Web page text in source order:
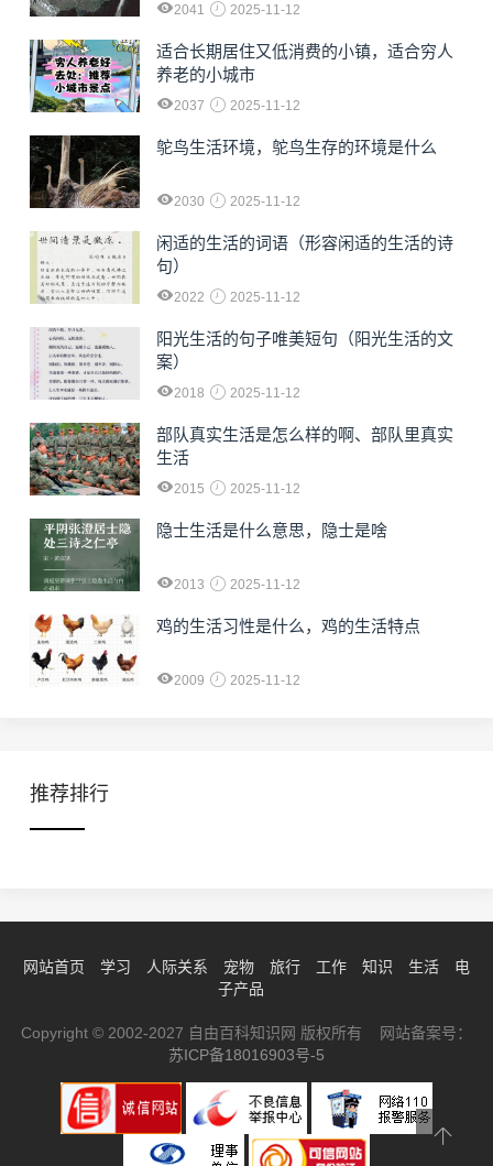
2041 2025-11-12
适合长期居住又低消费的小镇，适合穷人
养老的小城市
2037 2025-11-12
鸵鸟生活环境，鸵鸟生存的环境是什么
2030 2025-11-12
闲适的生活的词语（形容闲适的生活的诗
句）
2022 2025-11-12
阳光生活的句子唯美短句（阳光生活的文
案）
2018 2025-11-12
部队真实生活是怎么样的啊、部队里真实
生活
2015 2025-11-12
隐士生活是什么意思，隐士是啥
2013 2025-11-12
鸡的生活习性是什么，鸡的生活特点
2009 2025-11-12
推荐排行
网站首页 学习 人际关系 宠物 旅行 工作 知识 生活
电
子产品
Copyright © 2002-2027 自由百科知识网 版权所有 网站备案号：
苏ICP备18016903号-5